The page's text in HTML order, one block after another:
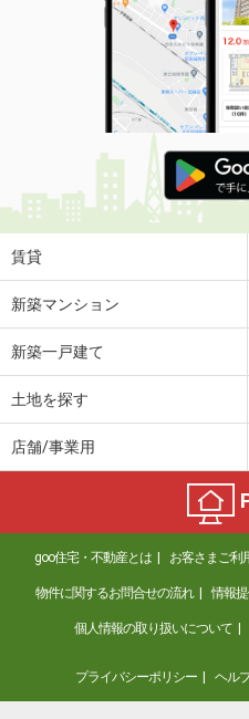
賃貸
新築マンション
新築一戸建て
土地を探す
店舗/事業用
goo住宅・不動産とは お客さまご利
物件に関するお問合せの流れ 情報
個人情報の取り扱いについて
プライバシーポリシー ヘル